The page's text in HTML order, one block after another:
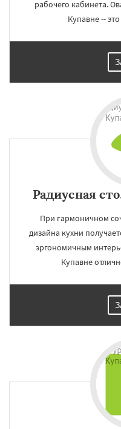
рабочего кабинета.
Купавне --
Радиусная
При гармоничном
дизайна кухни
эргономичным
Купавне